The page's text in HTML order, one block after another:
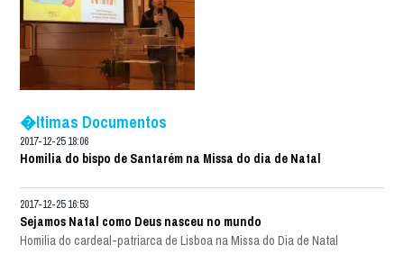
�ltimas Documentos
2017-12-25 18:06
Homilia do bispo de Santarém na Missa do dia de Natal
2017-12-25 16:53
Sejamos Natal como Deus nasceu no mundo
Homilia do cardeal-patriarca de Lisboa na Missa do Dia de Natal